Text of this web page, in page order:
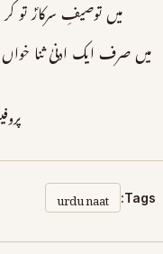
میں توصیفِ سرکارؐ تو
میں صرف ایک ادنیٰ ثنا
Tags:
urdu naat